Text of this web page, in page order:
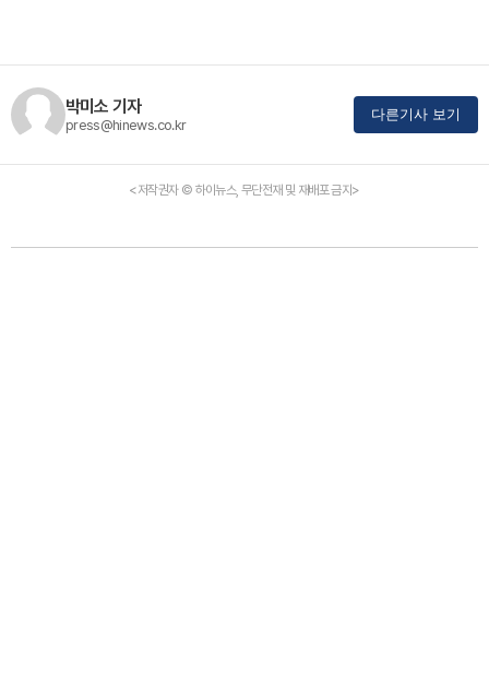
박미소 기자
press@hinews.co.kr
다른기사 보기
<저작권자 © 하이뉴스, 무단전재 및 재배포 금지>